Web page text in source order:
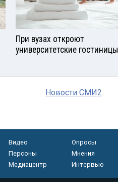
При вузах откроют
университетские гостиницы
Новости СМИ2
Видео Опросы
Персоны
Мнения
Медиацентр
Интервью